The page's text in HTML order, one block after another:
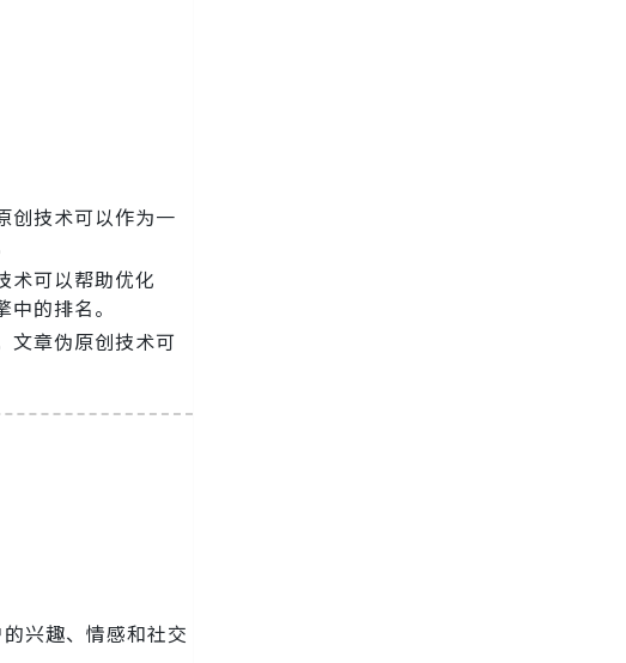
创技术可以作为一
术可以帮助优化
的排名。
文章伪原创技术可
兴趣、情感和社交